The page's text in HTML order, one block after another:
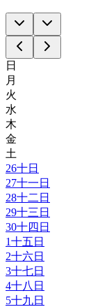
日
月
火
水
木
金
土
26十日
27十一日
28十二日
29十三日
30十四日
1十五日
2十六日
3十七日
4十八日
5十九日